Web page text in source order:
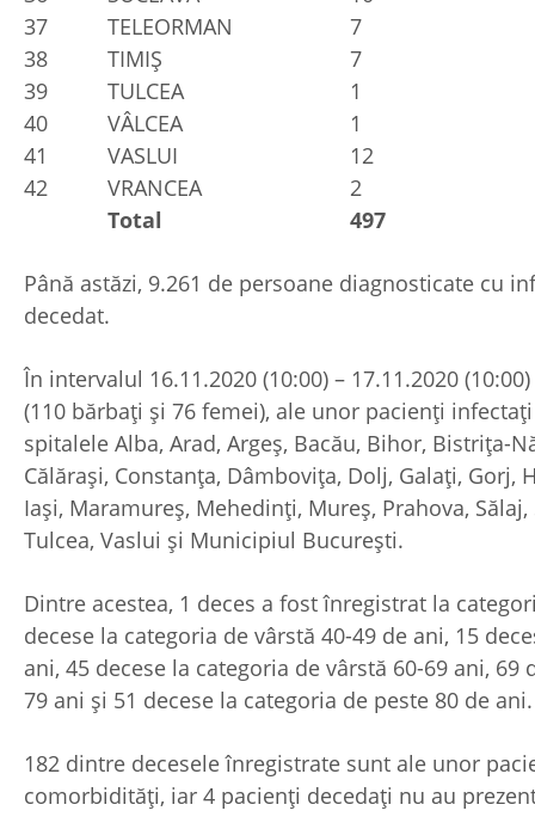
37
TELEORMAN
7
38
TIMIŞ
7
39
TULCEA
1
40
VÂLCEA
1
41
VASLUI
12
42
VRANCEA
2
Total
497
Până astăzi, 9.261 de persoane diagnosticate cu
decedat.
În intervalul 16.11.2020 (10:00) – 17.11.2020
(110 bărbați și 76 femei), ale unor pacienți
spitalele Alba, Arad, Argeș, Bacău, Bihor, Bistrița-
Călărași, Constanța, Dâmbovița, Dolj, Galați, Gorj,
Iași, Maramureș, Mehedinți, Mureș, Prahova,
Tulcea, Vaslui și Municipiul București.
Dintre acestea, 1 deces a fost înregistrat la
decese la categoria de vârstă 40-49 de ani, 15
ani, 45 decese la categoria de vârstă 60-69 ani, 69
79 ani și 51 decese la categoria de peste 80 de ani.
182 dintre decesele înregistrate sunt ale unor
comorbidități, iar 4 pacienți decedați nu au